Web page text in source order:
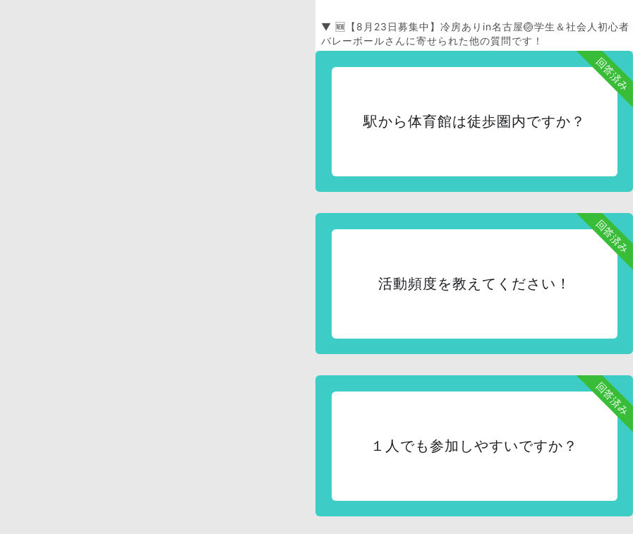
▼ 🆕【8月23日募集中】冷房ありin名古屋🏐学生＆社会人初心者
バレーボールさんに寄せられた他の質問です！
回答済み
駅から体育館は徒歩圏内ですか？
回答済み
活動頻度を教えてください！
回答済み
１人でも参加しやすいですか？